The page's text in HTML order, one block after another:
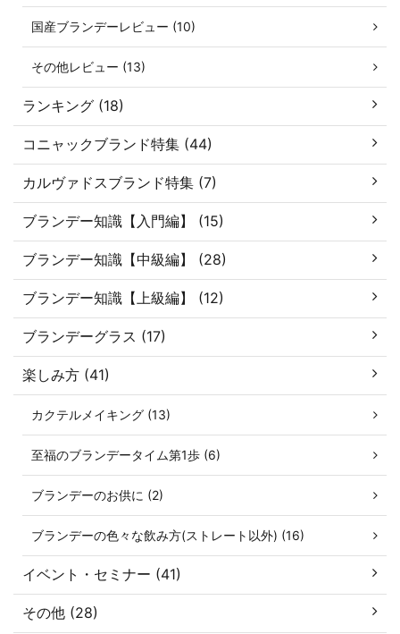
国産ブランデーレビュー (10)
その他レビュー (13)
ランキング (18)
コニャックブランド特集 (44)
カルヴァドスブランド特集 (7)
ブランデー知識【入門編】 (15)
ブランデー知識【中級編】 (28)
ブランデー知識【上級編】 (12)
ブランデーグラス (17)
楽しみ方 (41)
カクテルメイキング (13)
至福のブランデータイム第1歩 (6)
ブランデーのお供に (2)
ブランデーの色々な飲み方(ストレート以外) (16)
イベント・セミナー (41)
その他 (28)